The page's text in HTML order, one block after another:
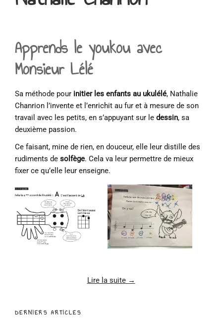
Apprends le youkou avec
Monsieur Lélé
Sa méthode pour initier les enfants au ukulélé, Nathalie
Chanrion l’invente et l’enrichit au fur et à mesure de son
travail avec les petits, en s’appuyant sur le dessin, sa
deuxième passion.
Ce faisant, mine de rien, en douceur, elle leur distille des
rudiments de solfège. Cela va leur permettre de mieux
fixer ce qu’elle leur enseigne.
Lire la suite →
DERNIERS ARTICLES